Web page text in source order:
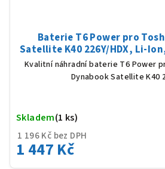
Baterie T6 Power pro
Satellite K40 226Y/HDX, Li-
(56 Wh),
Kvalitní náhradní baterie T6 Power
Dynabook Satellite K40
1 196 Kč bez DPH
1 447 Kč
Skladem(1 ks)